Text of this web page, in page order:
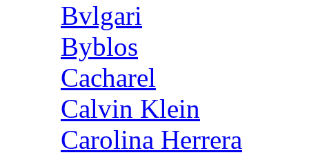
Bvlgari
Byblos
Cacharel
Calvin Klein
Carolina Herrera